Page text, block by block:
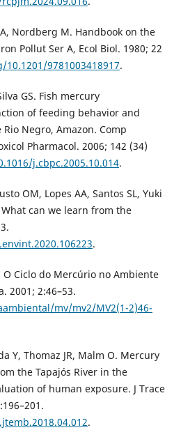
Nordberg M. Handbook on the
Pollut Ser A, Ecol Biol. 1980; 22
9781003418917.
GS. Fish mercury
of feeding behavior and
Negro, Amazon. Comp
Pharmacol. 2006; 142 (34)
j.cbpc.2005.10.014.
OM, Lopes AA, Santos SL, Yuki
can we learn from the
.
O Ciclo do Mercúrio no Ambiente
2001; 2:46–53.
mv/mv2/MV2(1-2)46-
Y, Thomaz JR, Malm O. Mercury
the Tapajós River in the
of human exposure. J Trace
.